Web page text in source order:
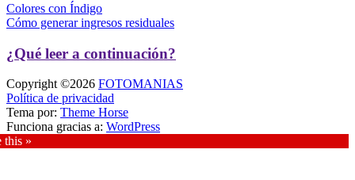
Navegación
de
entradas
Colores con Índigo
Cómo generar ingresos residuales
¿Qué leer a continuación?
Copyright ©2026 FOTOMANIAS
Política de privacidad
Tema por: Theme Horse
Funciona gracias a: WordPress
this »